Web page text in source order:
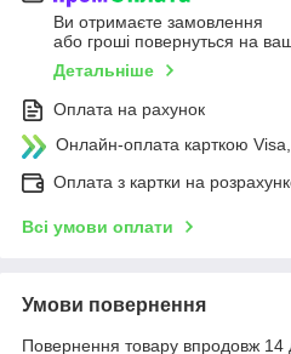
Ви отримаєте замовлення
або гроші повернуться на
Детальніше
Оплата на рахунок
Онлайн-оплата карткою
Оплата з картки на
Всі умови оплати
Умови повернення
Повернення товару впродовж 14